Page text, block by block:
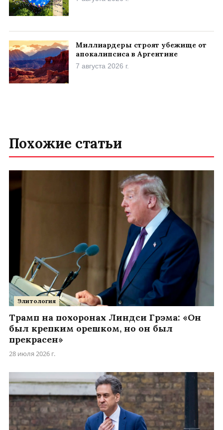
Миллиардеры строят убежище от
апокалипсиса в Аргентине
7 августа 2026 г.
Похожие статьи
Элитология
Трамп на похоронах Линдси Грэма: «Он
был крепким орешком, но он был
прекрасен»
28 июля 2026 г.